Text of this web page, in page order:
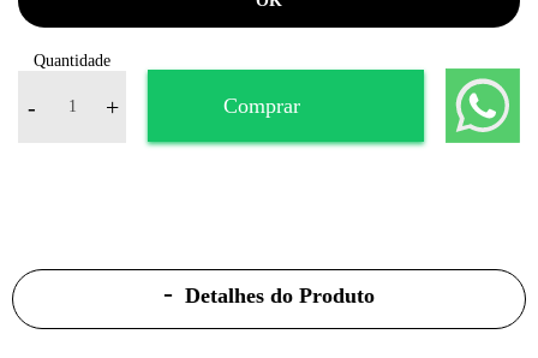
Quantidade
- + Comprar
Detalhes do Produto